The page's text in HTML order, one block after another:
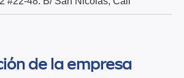
de la empresa